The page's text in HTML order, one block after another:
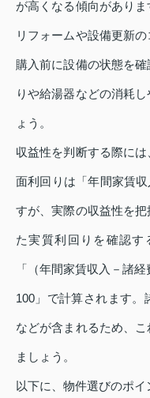
が高くなる傾向がありま
リフォームや設備更新
購入前に設備の状態を
りや給湯器などの消耗
ょう。
収益性を判断する際に
面利回りは「年間家賃
すが、実際の収益性を
た実質利回りを確認す
「（年間家賃収入－諸
100」で計算されます。
などが含まれるため、
ましょう。
以下に、物件選びのポイ